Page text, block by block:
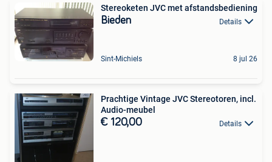
Stereoketen JVC met afstandsbediening
Bieden Details
Sint-Michiels 8 jul 26
Prachtige Vintage JVC Stereotoren, incl.
Audio-meubel
€ 120,00 Details